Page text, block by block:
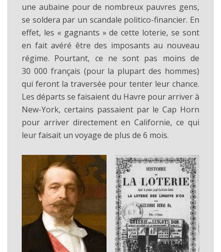
une aubaine pour de nombreux pauvres gens,
se soldera par un scandale politico-financier. En
effet, les « gagnants » de cette loterie, se sont
en fait avéré être des imposants au nouveau
régime. Pourtant, ce ne sont pas moins de
30 000 français (pour la plupart des hommes)
qui feront la traversée pour tenter leur chance.
Les départs se faisaient du Havre pour arriver à
New-York, certains passaient par le Cap Horn
pour arriver directement en Californie, ce qui
leur faisait un voyage de plus de 6 mois.